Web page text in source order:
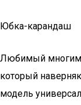
Юбка-карандаш
Любимый
который
модель